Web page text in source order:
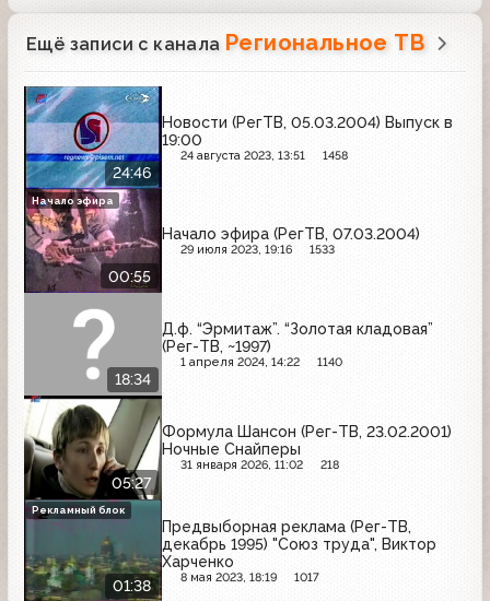
Ещё записи с канала Региональное ТВ
24:46
Новости (РегТВ, 05.03.2004) Выпуск в
19:00
24 августа 2023, 13:51 1458
00:55
Начало эфира (РегТВ, 07.03.2004)
29 июля 2023, 19:16 1533
Начало эфира
18:34
Д.ф. “Эрмитаж”. “Золотая кладовая”
(Рег-ТВ, ~1997)
1 апреля 2024, 14:22 1140
05:27
Формула Шансон (Рег-ТВ, 23.02.2001)
Ночные Снайперы
31 января 2026, 11:02 218
01:38
Предвыборная реклама (Рег-ТВ,
декабрь 1995) "Союз труда", Виктор
Харченко
8 мая 2023, 18:19 1017
Рекламный блок